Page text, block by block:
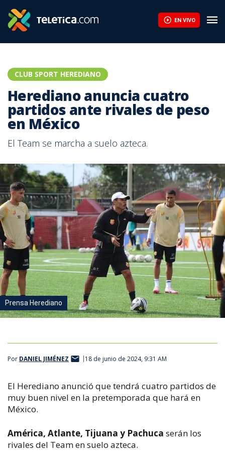
EN VIVO
CLUB SPORT HEREDIANO
Herediano anuncia cuatro
partidos ante rivales de peso
en México
El Team se marcha a suelo azteca.
Prensa Herediano
Por DANIEL JIMÉNEZ 18 de junio de 2024, 9:31 AM
El Herediano anunció que tendrá cuatro partidos de
muy buen nivel en la pretemporada que hará en
México.
América, Atlante, Tijuana y Pachuca serán los
rivales del Team en suelo azteca.